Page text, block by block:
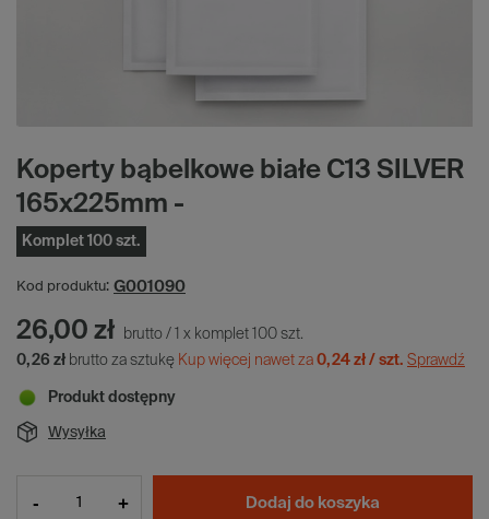
Koperty bąbelkowe białe C13 SILVER
165x225mm -
Komplet 100 szt.
Kod produktu: G001090
26,00 zł brutto / 1 x komplet 100 szt.
0,26 zł brutto za sztukę Kup więcej nawet za 0,24 zł / szt. Sprawdź
Produkt dostępny
Wysyłka
- + Dodaj do koszyka